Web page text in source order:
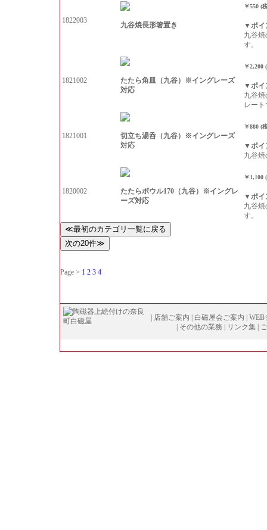
1822003
九谷焼長形箸置き
￥550 (
▼ポイ
九谷
す。
1821002
たたら角皿（九谷）※イングレーズ
対応
￥2,200
▼ポイ
九谷
レー
1821001
切立ち湯呑（九谷）※イングレーズ
対応
￥880 (
▼ポイ
九谷
1820002
たたらボウル170（九谷）※イングレ
ーズ対応
￥1,100
▼ポイ
九谷
す。
Page > 1 2 3 4
店舗ご案内 白磁屋会ご案内
WEB
その他の業務 リンク集